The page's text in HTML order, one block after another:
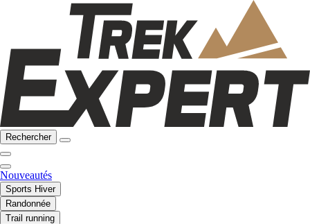
Rechercher
Nouveautés
Sports Hiver
Randonnée
Trail running